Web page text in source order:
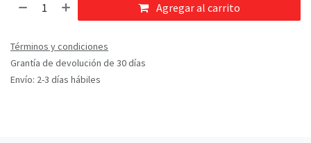
Agregar al carrito
Términos y condiciones
Grantía de devolución de 30 días
Envío: 2-3 días hábiles